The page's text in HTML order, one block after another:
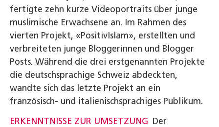
fertigte zehn kurze Videoportraits über junge
muslimische Erwachsene an. Im Rahmen des
vierten Projekt, «PositivIslam», erstellten und
verbreiteten junge Bloggerinnen und Blogger
Posts. Während die drei erstgenannten Projekte
die deutschsprachige Schweiz abdeckten,
wandte sich das letzte Projekt an ein
französisch- und italienischsprachiges Publikum.
ERKENNTNISSE ZUR UMSETZUNG Der